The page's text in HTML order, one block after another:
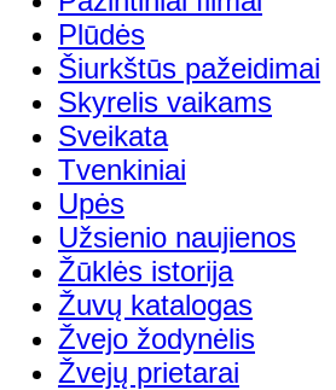
Plūdės
Šiurkštūs pažeidimai
Skyrelis vaikams
Sveikata
Tvenkiniai
Upės
Užsienio naujienos
Žūklės istorija
Žuvų katalogas
Žvejo žodynėlis
Žvejų prietarai